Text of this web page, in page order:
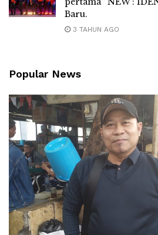
Baru.
3 TAHUN AGO
Popular News